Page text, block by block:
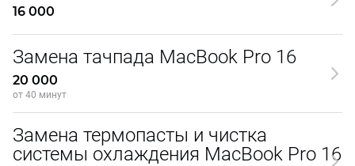
16 000
Замена тачпада MacBook Pro 16
20 000
от 40 минут
Замена термопасты и чистка
системы охлаждения MacBook Pro 16